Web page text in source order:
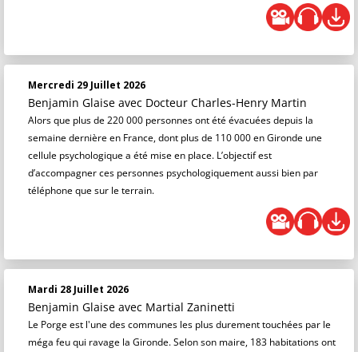
Mercredi 29 Juillet 2026
Benjamin Glaise avec Docteur Charles-Henry Martin
Alors que plus de 220 000 personnes ont été évacuées depuis la
semaine dernière en France, dont plus de 110 000 en Gironde une
cellule psychologique a été mise en place. L’objectif est
d’accompagner ces personnes psychologiquement aussi bien par
téléphone que sur le terrain.
Mardi 28 Juillet 2026
Benjamin Glaise avec Martial Zaninetti
Le Porge est l'une des communes les plus durement touchées par le
méga feu qui ravage la Gironde. Selon son maire, 183 habitations ont